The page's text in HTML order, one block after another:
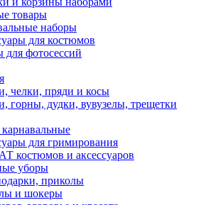
товары
наборы
для костюмов
для фотосессий
челки, пряди и косы
горны, дудки, вувузелы, трещетки
для гримирования
костюмов и аксессуаров
уборы
приколы
и шокеры